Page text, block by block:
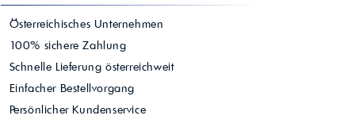
Österreichisches Unternehmen
100% sichere Zahlung
Schnelle Lieferung österreichweit
Einfacher Bestellvorgang
Persönlicher Kundenservice